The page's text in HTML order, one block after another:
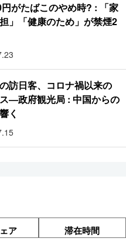
がたばこのやめ時? : 「家
」「健康のため」が禁煙2
訪日客、コロナ禍以来の
―政府観光局 : 中国からの
く
ア 滞在時間